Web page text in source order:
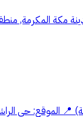
مكة المكرمة,